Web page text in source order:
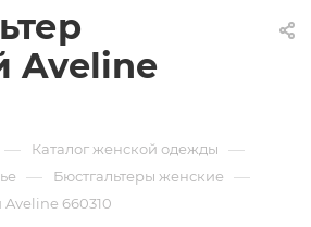
Aveline
— Каталог женской одежды —
— Бюстгальтеры женские —
660310